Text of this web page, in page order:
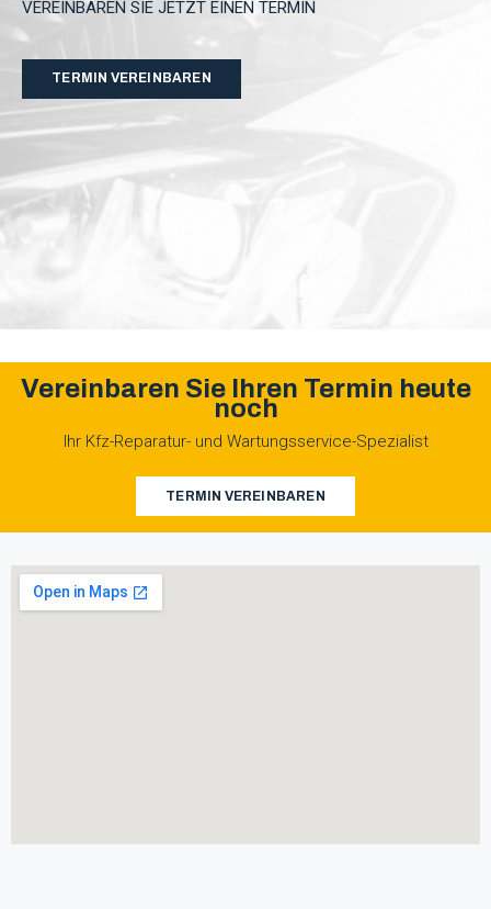
VEREINBAREN SIE JETZT EINEN TERMIN
TERMIN VEREINBAREN
Vereinbaren Sie Ihren Termin heute
noch
Ihr Kfz-Reparatur- und Wartungsservice-Spezialist
TERMIN VEREINBAREN